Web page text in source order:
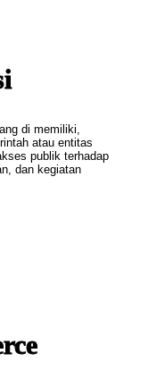
di memiliki,
atau entitas
publik terhadap
dan kegiatan